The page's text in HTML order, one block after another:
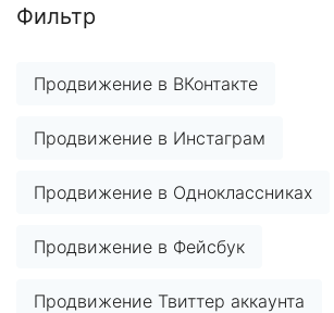
Фильтр
Продвижение в ВКонтакте
Продвижение в Инстаграм
Продвижение в Одноклассниках
Продвижение в Фейсбук
Продвижение Твиттер аккаунта